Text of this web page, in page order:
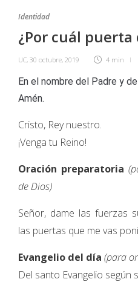
Identidad
¿Por cuál
UC, 30 octubre, 2019 4 min
En el nombre del Padre y
Amén.
Cristo, Rey nuestro.
¡Venga tu Reino!
Oración preparatoria
de Dios)
Señor, dame las fuerzas
las puertas que me vas
Evangelio del día (para
Del santo Evangelio según